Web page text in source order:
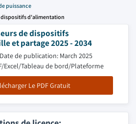
puissance
dispositifs d'alimentation
de dispositifs
et partage 2025 - 2034
Date de publication: March 2025
Excel/Tableau de bord/Plateforme
Le PDF Gratuit